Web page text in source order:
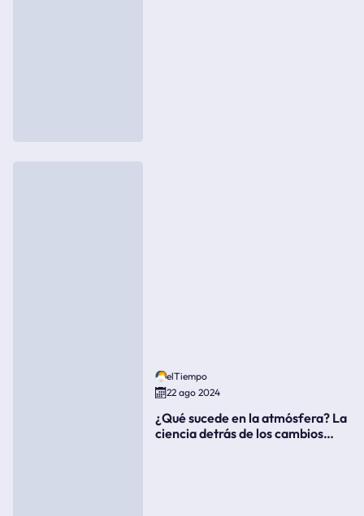
elTiempo
22 ago 2024
¿Qué sucede en la atmósfera? La
ciencia detrás de los cambios